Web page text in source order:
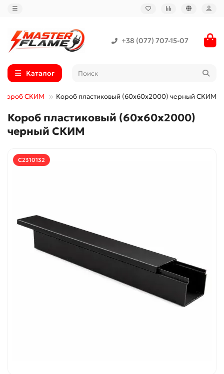
+38 (077) 707-15-07
Каталог
короб СКИМ Короб пластиковый (60x60x2000) черный СКИМ
Короб пластиковый (60x60x2000)
черный СКИМ
С2310132